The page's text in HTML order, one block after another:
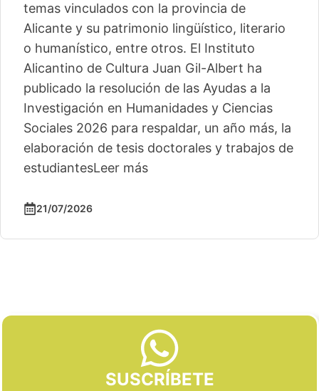
temas vinculados con la provincia de
Alicante y su patrimonio lingüístico, literario
o humanístico, entre otros. El Instituto
Alicantino de Cultura Juan Gil-Albert ha
publicado la resolución de las Ayudas a la
Investigación en Humanidades y Ciencias
Sociales 2026 para respaldar, un año más, la
elaboración de tesis doctorales y trabajos de
estudiantesLeer más
21/07/2026
SUSCRÍBETE